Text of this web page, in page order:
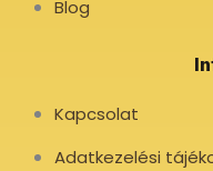
Blog
Kapcsolat
Adatkezelési